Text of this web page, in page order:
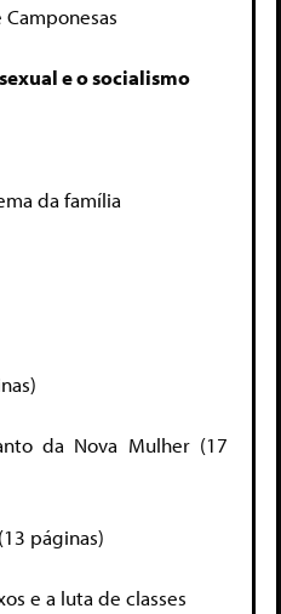
e o socialismo
da família
da Nova Mulher (17
páginas)
e a luta de classes